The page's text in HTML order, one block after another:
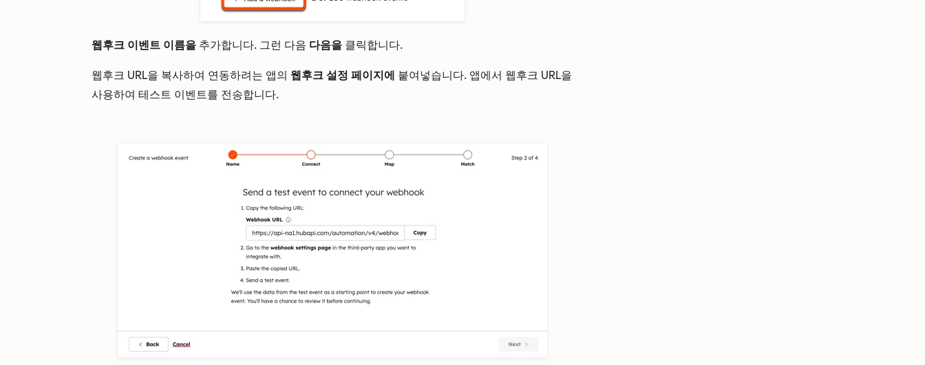
웹후크 이벤트 이름을 추가합니다. 그런 다음 다음을 클릭합니다.
웹후크 URL을 복사하여 연동하려는 앱의 웹후크 설정 페이지에 붙여넣습니다. 앱에서 웹후크 URL을
사용하여 테스트 이벤트를 전송합니다.